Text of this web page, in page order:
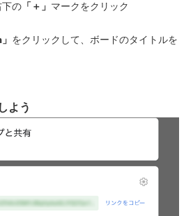
下の 「＋」 マークをクリック
をクリックして、ボードのタイトルを
よう